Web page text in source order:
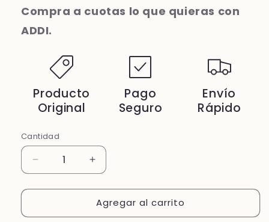
Compra a cuotas lo que quieras con
ADDI.
Producto
Original
Pago
Seguro
Envío
Rápido
Cantidad
Cantidad
Reducir
cantidad
para
FOTOPROTECTOR
FUSION
Aumentar
cantidad
para
FOTOPROTECTOR
FUSION
Agregar al carrito